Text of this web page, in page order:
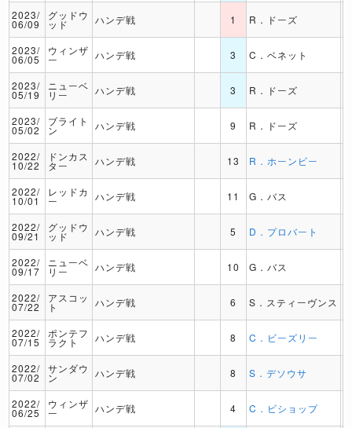
2023/
06/09
グッドウ
ッド ハンデ戦 1 R．ドーズ
2023/
06/05
ウィンザ
ー ハンデ戦 3 C．ベネット
2023/
05/19
ニューベ
リー ハンデ戦 3 R．ドーズ
2023/
05/02
ブライト
ン ハンデ戦 9 R．ドーズ
2022/
10/22
ドンカス
ター ハンデ戦 13 R．ホーンビー
2022/
10/01
レッドカ
ー ハンデ戦 11 G．バス
2022/
09/21
グッドウ
ッド ハンデ戦 5 D．プロバート
2022/
09/17
ニューベ
リー ハンデ戦 10 G．バス
2022/
07/22
アスコッ
ト ハンデ戦 6 S．スティーヴンス
2022/
07/15
ポンテフ
ラクト ハンデ戦 8 C．ビーズリー
2022/
07/02
サンダウ
ン ハンデ戦 8 S．デソウサ
2022/
06/25
ウィンザ
ー ハンデ戦 4 C．ビショップ